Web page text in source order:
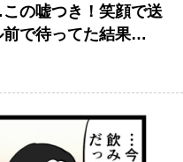
の嘘つき！笑顔で送
前で待ってた結果…